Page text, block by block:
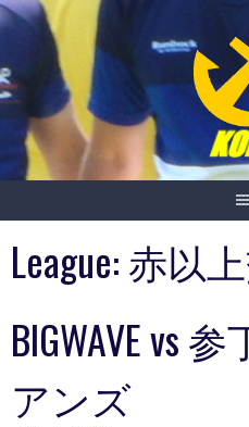
Skip
content
League:赤以
BIGWAVE vs
アンズ